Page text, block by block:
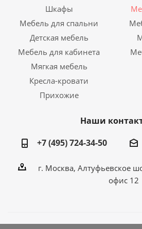
Шкафы
Мебель для спальни
Детская мебель
Мебель для кабинета
Мягкая мебель
Кресла-кровати
Прихожие
Наши
+7 (495) 724-34-50
г. Москва, Алтуфьевское
офис 12